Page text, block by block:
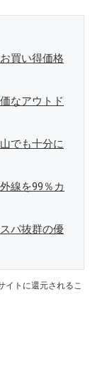
買い得価格
なアウトド
でも十分に
線を99％カ
パ抜群の優
イトに還元されるこ